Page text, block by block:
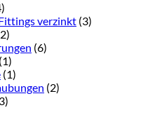
verzinkt (3)
(6)
(1)
(1)
(2)